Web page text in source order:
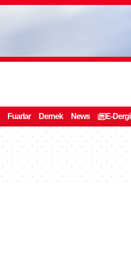
Fuarlar Dernek News E-Dergi